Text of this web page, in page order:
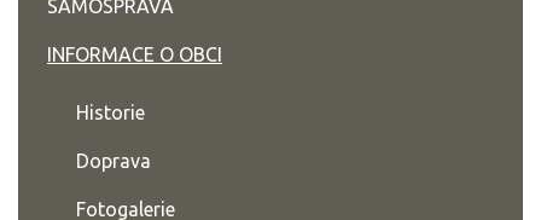
SAMOSPRÁVA
INFORMACE O OBCI
Historie
Doprava
Fotogalerie